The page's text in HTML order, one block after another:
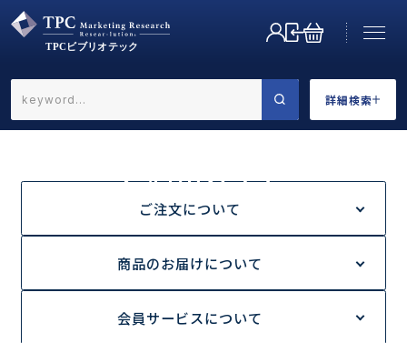
詳細検索
←戻る
ご利用ガイド
ご注文について
商品のお届けについて
会員サービスについて